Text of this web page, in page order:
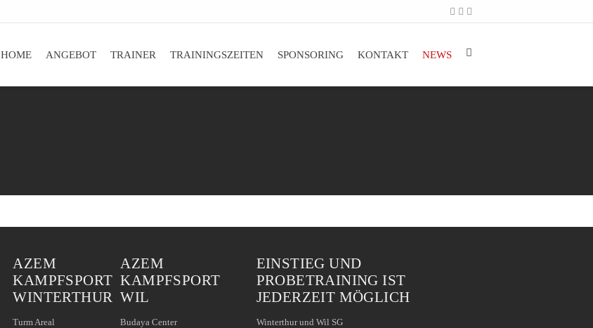
HOME ANGEBOT TRAINER TRAININGSZEITEN SPONSORING KONTAKT NEWS
AZEM
KAMPFSPORT
WINTERTHUR
Turm Areal
AZEM
KAMPFSPORT
WIL
Budaya Center
EINSTIEG UND
PROBETRAINING IST
JEDERZEIT MÖGLICH
Winterthur und Wil SG